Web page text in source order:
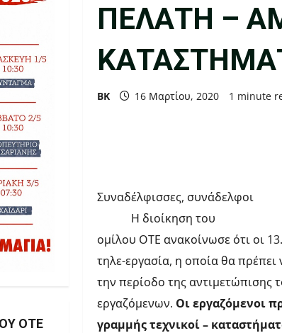
ΠΕΛΑΤΗ –
ΒΚ 16 Μαρτίου, 2020 1 minute
Συναδέλφισσες, συνάδελφοι
Η διοίκηση του
ομίλου ΟΤΕ ανακοίνωσε ότι οι
τηλε-εργασία, η οποία θα πρέπει
την περίοδο της
εργαζόμενων. Οι εργαζόμενοι
γραμμής τεχνικοί –
ΟΤΕ